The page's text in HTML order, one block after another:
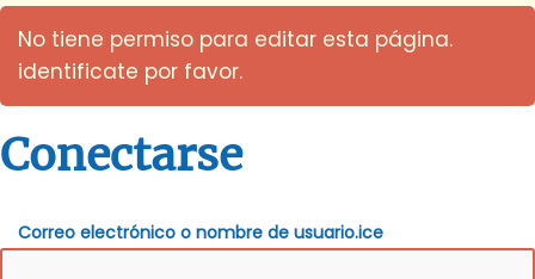
No tiene permiso para editar esta página.
identificate por favor.
Conectarse
Correo electrónico o nombre de usuario.ice